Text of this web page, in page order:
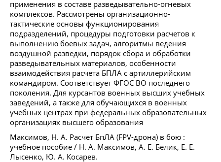
применения в составе разведывательно-огневых
комплексов. Рассмотрены организационно-
тактические основы функционирования
подразделений, процедуры подготовки расчетов к
выполнению боевых задач, алгоритмы ведения
воздушной разведки, порядок сбора и обработки
разведывательных материалов, особенности
взаимодействия расчета БПЛА с артиллерийским
командиром. Соответствует ФГОС ВО последнего
поколения. Для курсантов военных высших учебных
заведений, а также для обучающихся в военных
учебных центрах при федеральных образовательных
организациях высшего образования
Максимов, Н. А. Расчет БпЛА (FPV-дрона) в бою :
учебное пособие / Н. А. Максимов, А. Е. Белик, Е. Е.
Лысенко, Ю. А. Косарев.